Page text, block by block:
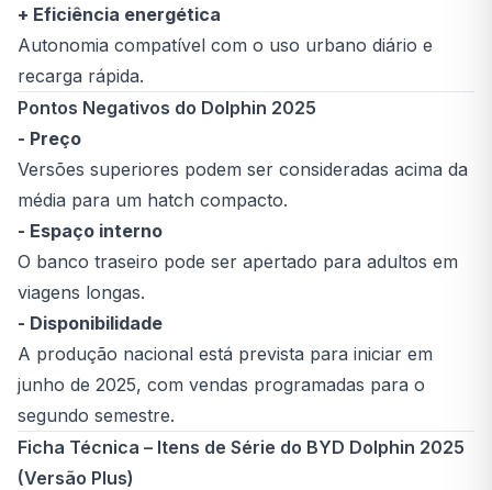
+ Eficiência energética
Autonomia compatível com o uso urbano diário e
recarga rápida.
Pontos Negativos do Dolphin 2025
- Preço
Versões superiores podem ser consideradas acima da
média para um hatch compacto.
- Espaço interno
O banco traseiro pode ser apertado para adultos em
viagens longas.
- Disponibilidade
A produção nacional está prevista para iniciar em
junho de 2025, com vendas programadas para o
segundo semestre.
Ficha Técnica – Itens de Série do BYD Dolphin 2025
(Versão Plus)